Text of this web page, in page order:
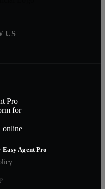
US
Easy Agent Pro